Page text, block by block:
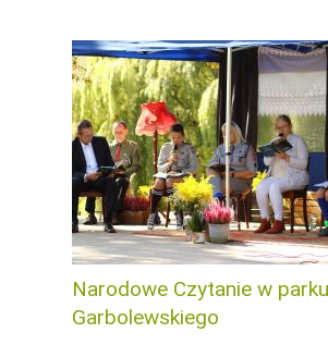
Narodowe Czytanie w parku
Garbolewskiego